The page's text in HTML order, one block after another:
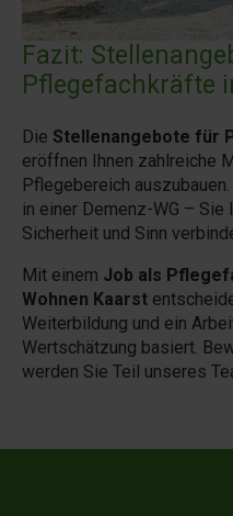
Fazit:
Pflegefachkräfte
Die Stellenangebote für
eröffnen Ihnen zahlreiche
Pflegebereich
in einer Demenz-WG –
Sicherheit und Sinn
Mit einem Job als
Wohnen Kaarst
Weiterbildung und ein
Wertschätzung basiert.
werden Sie Teil unseres